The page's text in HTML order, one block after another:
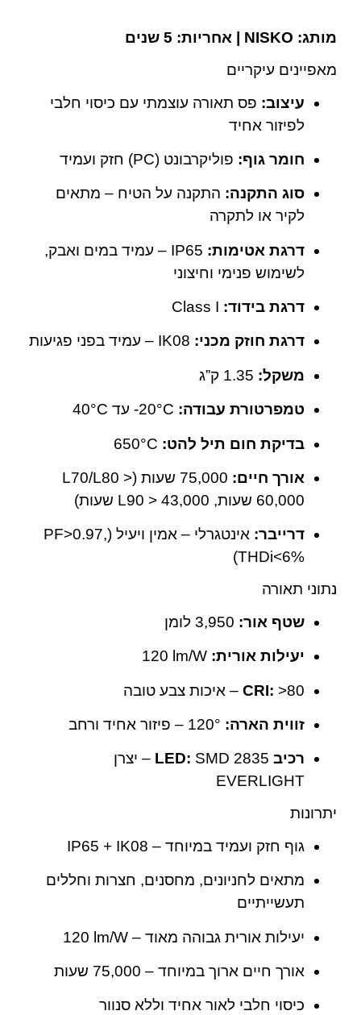
מותג: NISKO | אחריות: 5 שנים
מאפיינים עיקריים
עיצוב: פס תאורה עוצמתי עם כיסוי חלבי
לפיזור אחיד
חומר גוף: פוליקרבונט (PC) חזק ועמיד
סוג התקנה: התקנה על הטיח – מתאים
לקיר או לתקרה
דרגת אטימות:
IP65 – עמיד במים ואבק,
לשימוש פנימי וחיצוני
דרגת בידוד:
דרגת חוזק מכני:
משקל:
טמפרטורת עבודה:
בדיקת חום תיל להט:
אורך חיים:
‎75,000 שעות (L70/L80 >
60,000 שעות, L90 > 43,000 שעות)
דרייבר:
אינטגרלי – אמין ויעיל (PF>0.97,
THDi<6%)
נתוני תאורה
שטף אור:
יעילות אורית:
CRI: ‎>80 – איכות צבע טובה
זווית הארה:
רכיב LED:
SMD 2835 – יצרן
EVERLIGHT
יתרונות
גוף חזק ועמיד במיוחד – IP65 + IK08
מתאים לחניונים, מחסנים, חצרות וחללים
תעשייתיים
יעילות אורית גבוהה מאוד – ‎120 lm/W
אורך חיים ארוך במיוחד – ‎75,000 שעות
כיסוי חלבי לאור אחיד וללא סנוור